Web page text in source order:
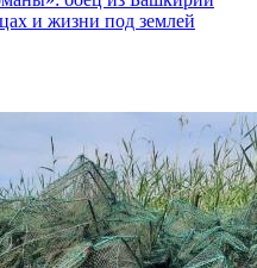
и жизни под землей